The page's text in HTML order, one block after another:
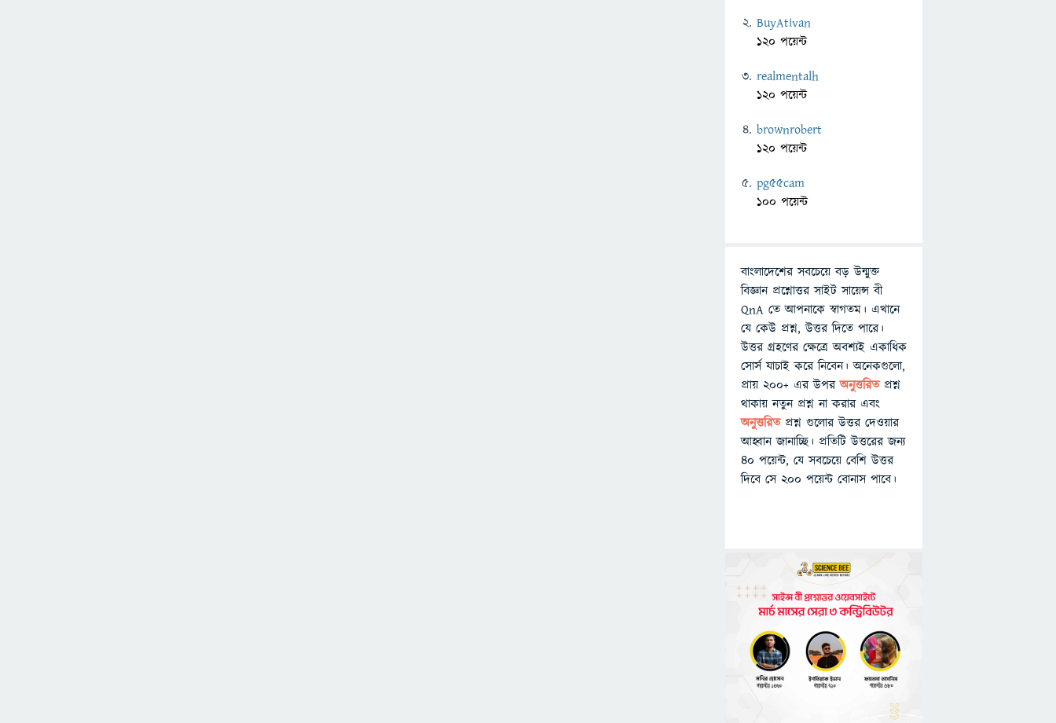
BuyAtivan
120 পয়েন্ট
realmentalh
120 পয়েন্ট
brownrobert
120 পয়েন্ট
pg55cam
100 পয়েন্ট
বাংলাদেশের সবচেয়ে বড় উন্মুক্ত
বিজ্ঞান প্রশ্নোত্তর সাইট সায়েন্স বী
QnA তে আপনাকে স্বাগতম। এখানে
যে কেউ প্রশ্ন, উত্তর দিতে পারে।
উত্তর গ্রহণের ক্ষেত্রে অবশ্যই একাধিক
সোর্স যাচাই করে নিবেন। অনেকগুলো,
প্রায় ২০০+ এর উপরঅনুত্তরিতপ্রশ্ন
থাকায় নতুন প্রশ্ন না করার এবং
অনুত্তরিত প্রশ্ন গুলোর উত্তর দেওয়ার
আহ্বান জানাচ্ছি। প্রতিটি উত্তরের জন্য
৪০ পয়েন্ট, যে সবচেয়ে বেশি উত্তর
দিবে সে ২০০ পয়েন্ট বোনাস পাবে।